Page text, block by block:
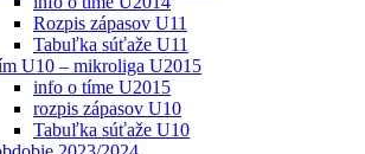
Rozpis zápasov U11
Tabuľka súťaže U11
U10 – mikroliga U2015
info o tíme U2015
rozpis zápasov U10
Tabuľka súťaže U10